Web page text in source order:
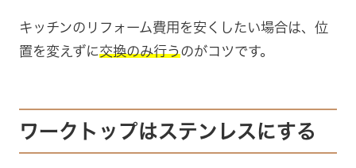
キッチンのリフォーム費用を安くしたい場合は、位
置を変えずに交換のみ行うのがコツです。
ワークトップはステンレスにする